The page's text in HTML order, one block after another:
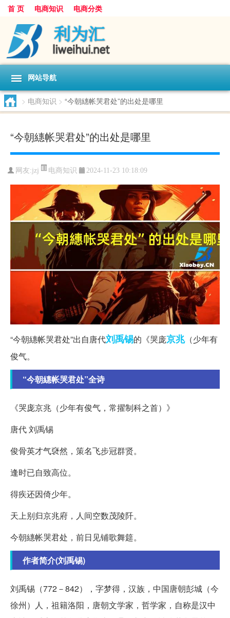
首 页 电商知识 电商分类
网站导航
> 电商知识 > “今朝繐帐哭君处”的出处是哪里
“今朝繐帐哭君处”的出处是哪里
网友:jzj 电商知识 2024-11-23 10:18:09
“今朝繐帐哭君处”出自唐代刘禹锡的《哭庞京兆（少年有
俊气。
“今朝繐帐哭君处”全诗
《哭庞京兆（少年有俊气，常擢制科之首）》
唐代 刘禹锡
俊骨英才气褎然，策名飞步冠群贤。
逢时已自致高位。
得疾还因倚少年。
天上别归京兆府，人间空数茂陵阡。
今朝繐帐哭君处，前日见铺歌舞筵。
作者简介(刘禹锡)
刘禹锡（772－842），字梦得，汉族，中国唐朝彭城（今
徐州）人，祖籍洛阳，唐朝文学家，哲学家，自称是汉中